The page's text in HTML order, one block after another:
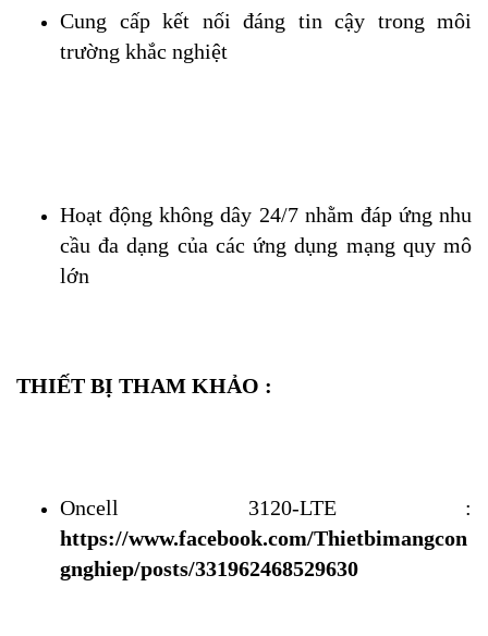
Cung cấp kết nối đáng tin cậy trong môi
trường khắc nghiệt
Hoạt động không dây 24/7 nhằm đáp ứng nhu
cầu đa dạng của các ứng dụng mạng quy mô
lớn
THIẾT BỊ THAM KHẢO :
https://www.facebook.com/Thietbimangcon
gnghiep/posts/331962468529630